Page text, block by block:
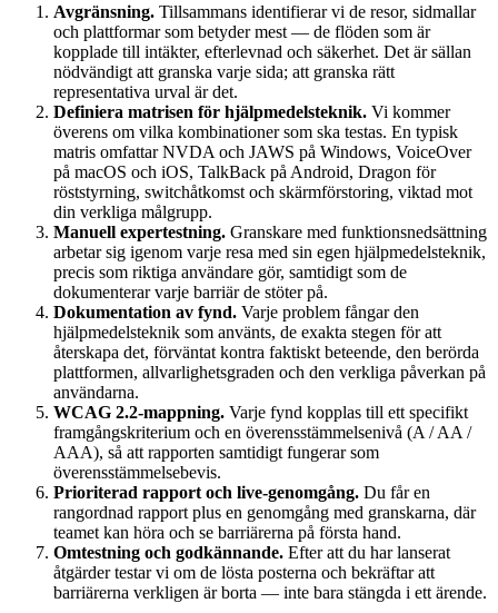
Avgränsning. Tillsammans identifierar vi de resor, sidmallar
och plattformar som betyder mest — de flöden som är
kopplade till intäkter, efterlevnad och säkerhet. Det är sällan
nödvändigt att granska varje sida; att granska rätt
representativa urval är det.
Definiera matrisen för hjälpmedelsteknik. Vi kommer
överens om vilka kombinationer som ska testas. En typisk
matris omfattar NVDA och JAWS på Windows, VoiceOver
på macOS och iOS, TalkBack på Android, Dragon för
röststyrning, switchåtkomst och skärmförstoring, viktad mot
din verkliga målgrupp.
Manuell expertestning. Granskare med funktionsnedsättning
arbetar sig igenom varje resa med sin egen hjälpmedelsteknik,
precis som riktiga användare gör, samtidigt som de
dokumenterar varje barriär de stöter på.
Dokumentation av fynd. Varje problem fångar den
hjälpmedelsteknik som använts, de exakta stegen för att
återskapa det, förväntat kontra faktiskt beteende, den berörda
plattformen, allvarlighetsgraden och den verkliga påverkan på
användarna.
WCAG 2.2-mappning. Varje fynd kopplas till ett specifikt
framgångskriterium och en överensstämmelsenivå (A / AA /
AAA), så att rapporten samtidigt fungerar som
överensstämmelsebevis.
Prioriterad rapport och live-genomgång. Du får en
rangordnad rapport plus en genomgång med granskarna, där
teamet kan höra och se barriärerna på första hand.
Omtestning och godkännande. Efter att du har lanserat
åtgärder testar vi om de lösta posterna och bekräftar att
barriärerna verkligen är borta — inte bara stängda i ett ärende.